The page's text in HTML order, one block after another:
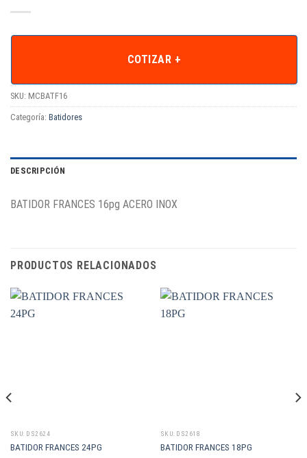
COTIZAR +
SKU: MCBATF16
Categoría: Batidores
DESCRIPCIÓN
BATIDOR FRANCES 16pg ACERO INOX
PRODUCTOS RELACIONADOS
SKU: DS2624
BATIDOR FRANCES 24PG
SKU: DS2618
BATIDOR FRANCES 18PG